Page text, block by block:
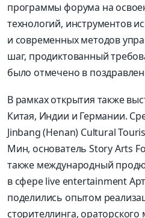
программы форума на
технологий, инструментов
и современных методов
шаг, продиктованный
было отмечено в
В рамках открытия также
Китая, Индии и Германии.
Jinbang (Henan) Cultural
Мин, основатель Story Arts
также международный
в сфере live entertainment
поделились опытом
сторителлинга, ораторского